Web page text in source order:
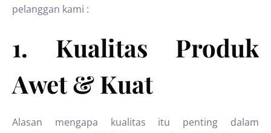
pelanggan kami :
1. Kualitas Produk
Awet & Kuat
Alasan mengapa kualitas itu penting dalam